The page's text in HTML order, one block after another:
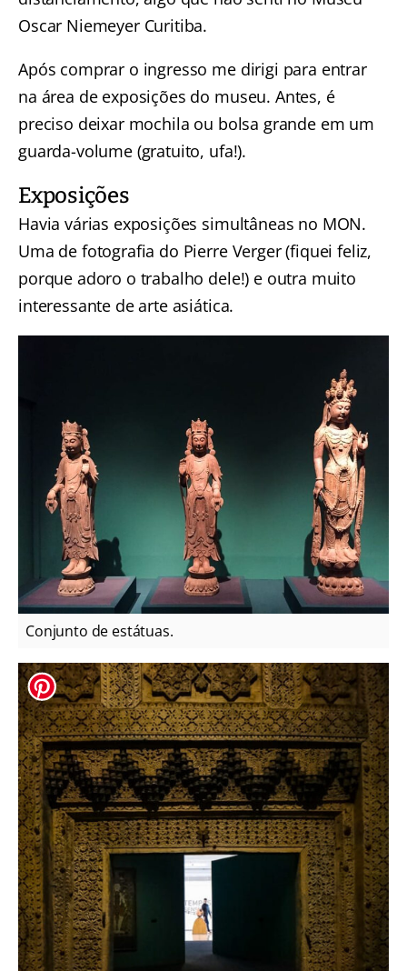
Oscar Niemeyer Curitiba.
Após comprar o ingresso me dirigi para entrar
na área de exposições do museu. Antes, é
preciso deixar mochila ou bolsa grande em um
guarda-volume (gratuito, ufa!).
Exposições
Havia várias exposições simultâneas no MON.
Uma de fotografia do Pierre Verger (fiquei feliz,
porque adoro o trabalho dele!) e outra muito
interessante de arte asiática.
Conjunto de estátuas.